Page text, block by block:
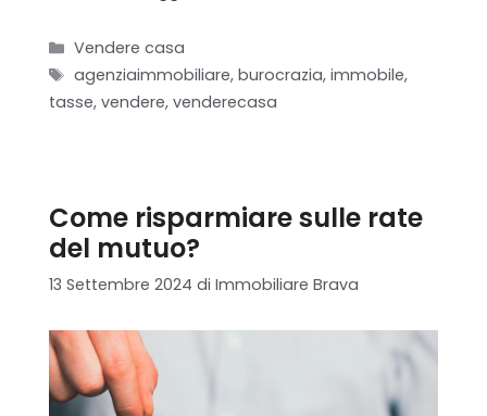
Categorie
Vendere casa
Tag
agenziaimmobiliare,burocrazia,immobile,
tasse, vendere, venderecasa
Come risparmiare sulle rate
del mutuo?
13 Settembre 2024 di Immobiliare Brava